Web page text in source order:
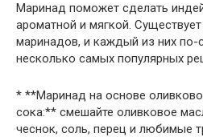
Маринад поможет сделать
ароматной и мягкой.
маринадов, и каждый из них по-
несколько самых популярных
* **Маринад на основе
сока:** смешайте оливковое
чеснок, соль, перец и любимые